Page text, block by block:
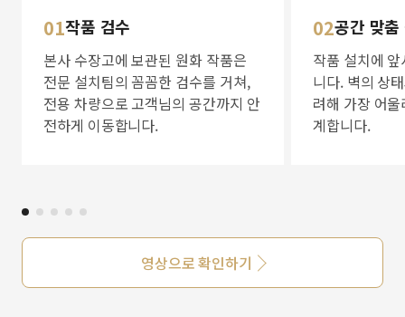
01작품 검수
본사 수장고에 보관된 원화 작품은
전문 설치팀의 꼼꼼한 검수를 거쳐,
전용 차량으로 고객님의 공간까지 안
전하게 이동합니다.
02공간 맞
작품 설치에
니다. 벽의 상
려해 가장 어
계합니다.
영상으로 확인하기